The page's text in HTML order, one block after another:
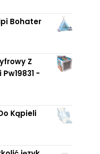
Bohater
Z
-
Kąpieli